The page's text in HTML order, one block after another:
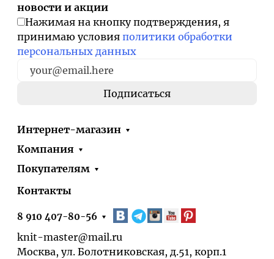
новости и акции
Нажимая на кнопку подтверждения, я
принимаю условия политики обработки
персональных данных
Интернет-магазин
Компания
Покупателям
Контакты
8 910 407-80-56
knit-master@mail.ru
Москва, ул. Болотниковская, д.51, корп.1